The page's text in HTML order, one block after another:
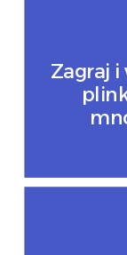
Zagraj i